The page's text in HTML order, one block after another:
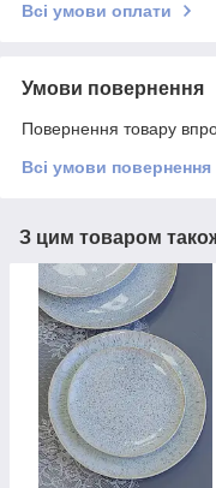
Всі умови оплати
Умови повернення
Повернення товару
Всі умови повернення
З цим товаром